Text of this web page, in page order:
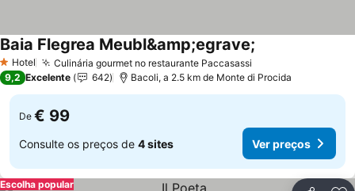
1 Estrelas
Hotel Culinária gourmet no restaurante Paccasassi
Baia Flegrea Meubl&amp;egrave;
9,2 Excelente 642 Bacoli, a 2.5 km de Monte di Procida
De € 99
Consulte os preços de 4 sites Ver preços
Escolha popular